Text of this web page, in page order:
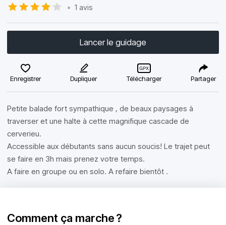
• 1 avis
Lancer le guidage
Enregistrer Dupliquer Télécharger Partager
Petite balade fort sympathique , de beaux paysages à
traverser et une halte à cette magnifique cascade de
cerverieu.
Accessible aux débutants sans aucun soucis! Le trajet peut
se faire en 3h mais prenez votre temps.
A faire en groupe ou en solo. A refaire bientôt .
Comment ça marche ?